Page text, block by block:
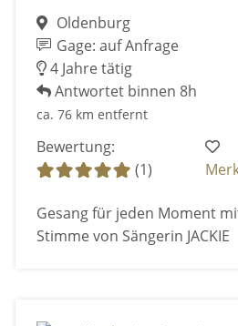
Oldenburg
Gage: auf Anfrage
4 Jahre tätig
Antwortet binnen 8h
ca. 76 km entfernt
Bewertung:
(1)
Gesang für jeden Moment
Stimme von Sängerin JACKIE